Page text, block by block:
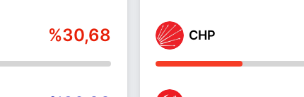
%30,68 CHP